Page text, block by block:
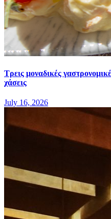
Τρεις μοναδικές
χάσεις
July 16, 2026